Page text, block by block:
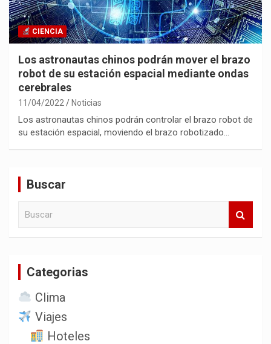
CIENCIA
Los astronautas chinos podrán mover el brazo
robot de su estación espacial mediante ondas
cerebrales
11/04/2022 Noticias
Los astronautas chinos podrán controlar el brazo robot de
su estación espacial, moviendo el brazo robotizado…
Buscar
Categorias
Clima
Viajes
Hoteles